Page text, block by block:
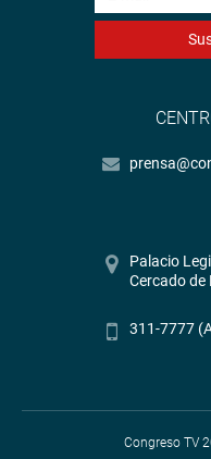
Palacio
Cercado de
311-7777
Congreso TV